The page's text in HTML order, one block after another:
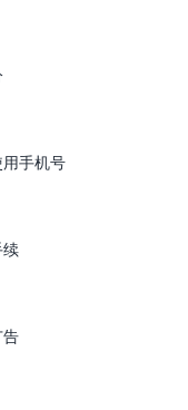
手机号